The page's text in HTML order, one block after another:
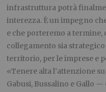
infrastruttura potrà
interezza. È un impegno
e che porteremo a termine,
collegamento sia
territorio, per le imprese e
«Tenere alta l’attenzione
Gabusi, Bussalino e Gallo —